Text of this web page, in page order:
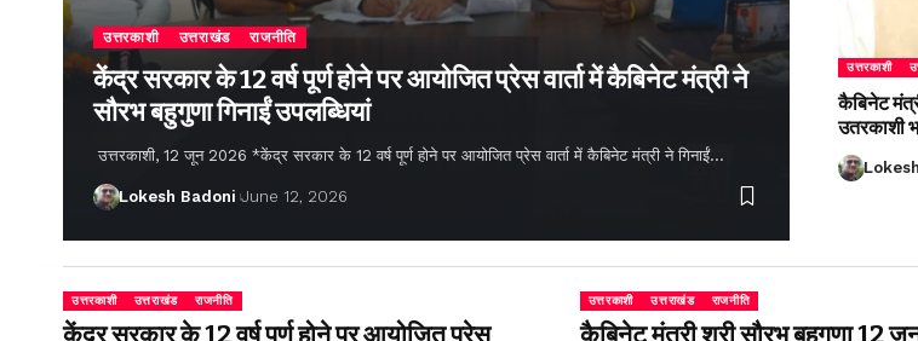
उत्तरकाशी उत्तराखंड राजनीति
केंद्र सरकार के 12 वर्ष पूर्ण होने पर आयोजित प्रेस वार्ता में कैबिनेट मंत्री ने
सौरभ बहुगुणा गिनाईं उपलब्धियां
उत्तरकाशी, 12 जून 2026 *केंद्र सरकार के 12 वर्ष पूर्ण होने पर आयोजित प्रेस वार्ता में कैबिनेट मंत्री ने गिनाईं…
Lokesh Badoni June 12, 2026
उत्तरकाशी
कैबिनेट
उतरकाशी
उत्तरकाशी उत्तराखंड राजनीति उत्तरकाशी उत्तराखंड राजनीति